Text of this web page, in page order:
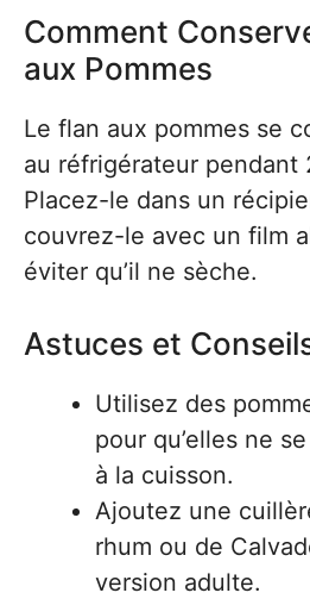
Comment
aux Pommes
Le flan aux pommes se
au réfrigérateur pendant
Placez-le dans un
couvrez-le avec un film
éviter qu’il ne sèche.
Astuces et
Utilisez des
pour qu’elles ne
à la cuisson.
Ajoutez une
rhum ou de
version adulte.